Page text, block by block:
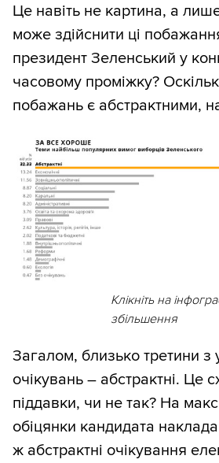
Це навіть не картина, а
може здійснити ці
президент Зеленський у
часовому проміжку?
побажань є абстрактними,
Клікніть на
збільшення
Загалом, близько третини з
очікувань – абстрактні. Це
піддавки, чи не так? На
обіцянки кандидата
ж абстрактні очікування